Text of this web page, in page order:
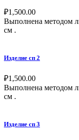
₽1,500.00
Выполнена методом
см .
Изделие сп 2
₽1,500.00
Выполнена методом
см .
Изделие сп 3